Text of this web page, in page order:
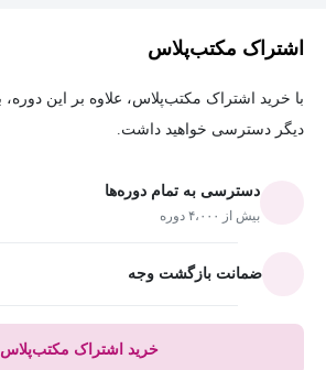
اشتراک مکتب‌پلاس
دیگر دسترسی خواهید داشت.
دسترسی به تمام دوره‌ها
بیش از ۴،۰۰۰ دوره
ضمانت بازگشت وجه
خرید اشتراک مکتب‌پلاس